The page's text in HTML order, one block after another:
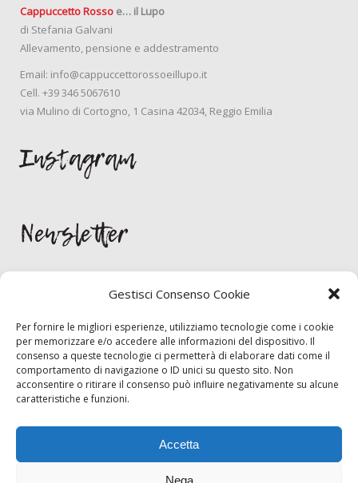
Gestisci Consenso Cookie
Per fornire le migliori esperienze, utilizziamo tecnologie come i cookie
per memorizzare e/o accedere alle informazioni del dispositivo. Il
consenso a queste tecnologie ci permetterà di elaborare dati come il
comportamento di navigazione o ID unici su questo sito. Non
acconsentire o ritirare il consenso può influire negativamente su alcune
caratteristiche e funzioni.
Accetta
Nega
Cappuccetto Rosso e… il Lupo
di Stefania Galvani
Allevamento, pensione e addestramento
Email: info@cappuccettorossoeillupo.it
Cell. +39 346 5067610
via Mulino di Cortogno, 1 Casina 42034, Reggio Emilia
Instagram
Newsletter
Per rimanere aggornato/a sulle novità lasciami la tua email. Giuro che
non la scrivo sui muri dei bagni!
Inizia chat